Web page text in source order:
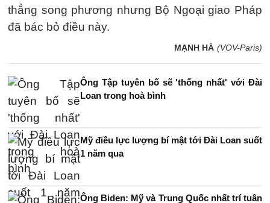
thẳng song phương nhưng Bộ Ngoại giao Pháp
đã bác bỏ điều này.
MẠNH HÀ (VOV-Paris)
Ông Tập tuyên bố sẽ 'thống nhất' với Đài
Loan trong hoà bình
Mỹ điều lực lượng bí mật tới Đài Loan suốt
1 năm qua
Ông Biden: Mỹ và Trung Quốc nhất trí tuân